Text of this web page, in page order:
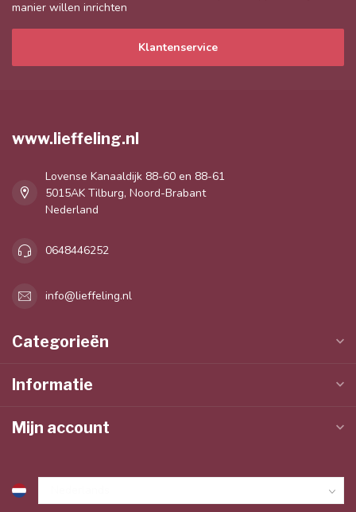
manier willen inrichten
Klantenservice
www.lieffeling.nl
Lovense Kanaaldijk 88-60 en 88-61
5015AK Tilburg, Noord-Brabant
Nederland
0648446252
info@lieffeling.nl
Categorieën
Informatie
Mijn account